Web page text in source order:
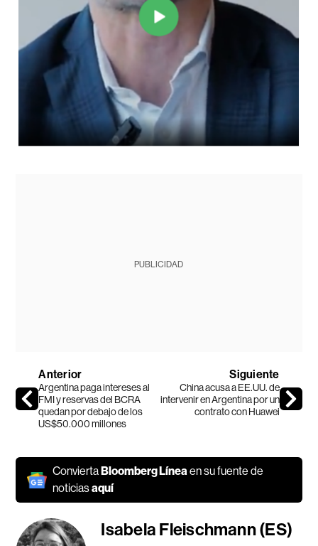
PUBLICIDAD
Anterior
Argentina paga intereses al
FMI y reservas del BCRA
quedan por debajo de los
US$50.000 millones
Siguiente
China acusa a EE.UU. de
intervenir en Argentina por un
contrato con Huawei
Convierta Bloomberg Líneaen su fuente de
noticiasaquí
Isabela Fleischmann (ES)